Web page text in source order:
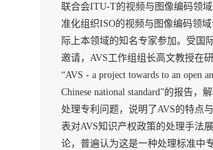
联合会ITU-T的视频与图像编码领
准化组织ISO的视频与图像编码领
际上本领域的知名专家参加。受国
邀请，AVS工作组组长高文教授在
“AVS - a project towards to an open
Chinese national standard”的报告，
处理专利问题，说明了AVS的特点
表对AVS知识产权政策的处理手法
论，普遍认为这是一种处理标准中